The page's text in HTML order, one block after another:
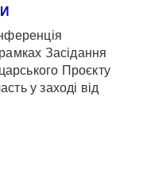
Засідання
Проєкту
у заході від